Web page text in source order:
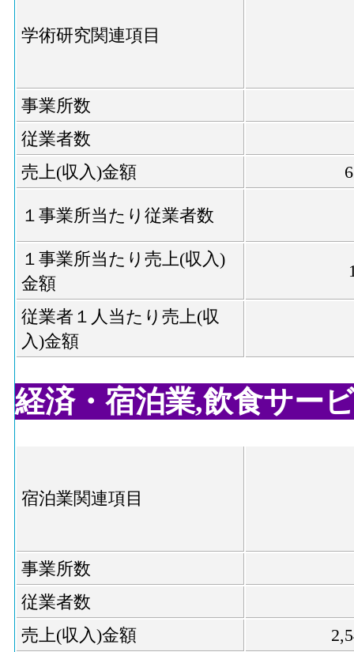
学術研究関連項目
事業所数
従業者数
売上(収入)金額
１事業所当たり従業者数
１事業所当たり売上(収入)
金額
従業者１人当たり売上(収
入)金額
経済・宿泊業,飲食サー
宿泊業関連項目
事業所数
従業者数
売上(収入)金額